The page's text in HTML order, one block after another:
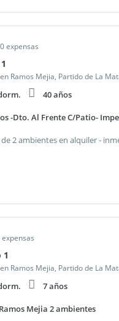
expensas
Ramos Mejia, Partido de La
40 años
-Dto. Al Frente C/Patio-
1
Ramos Mejia, Partido de La
7 años
Mejia 2 ambientes